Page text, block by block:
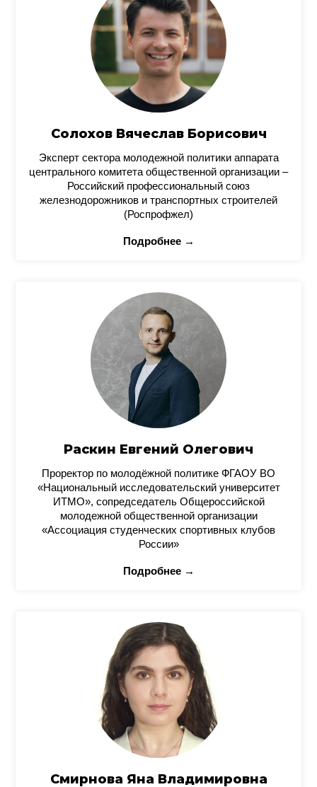
Солохов Вячеслав Борисович
Эксперт сектора молодежной политики аппарата
центрального комитета общественной организации –
Российский профессиональный союз
железнодорожников и транспортных строителей
(Роспрофжел)
Подробнее →
Раскин Евгений Олегович
Проректор по молодёжной политике ФГАОУ ВО
«Национальный исследовательский университет
ИТМО», сопредседатель Общероссийской
молодежной общественной организации
«Ассоциация студенческих спортивных клубов
России»
Подробнее →
Смирнова Яна Владимировна